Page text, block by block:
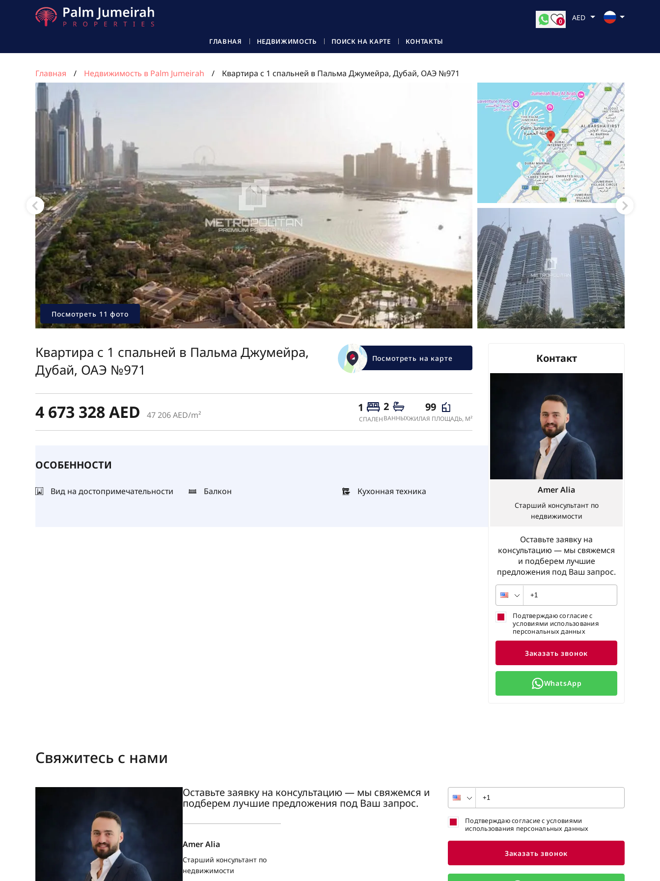
ГЛАВНАЯ НЕДВИЖИМОСТЬ ПОИСК НА КАРТЕ КОНТАКТЫ
0 AED
Главная Недвижимость в Palm Jumeirah Квартира с 1 спальней в Пальма Джумейра, Дубай, ОАЭ №971
Посмотреть 11 фото
Квартира с 1 спальней в Пальма Джумейра,
Дубай, ОАЭ №971
Посмотреть на карте
4 673 328 AED 47 206 AED/m²
1
СПАЛЕН
2
ВАННЫХ
99
ЖИЛАЯ ПЛОЩАДЬ, М²
ОСОБЕННОСТИ
Вид на достопримечательности Балкон Кухонная техника
Контакт
Оставьте заявку на
консультацию — мы свяжемся
и подберем лучшие
предложения под Ваш запрос.
Amer Alia
Старший консультант по
недвижимости
Подтверждаю согласие с
условиями использования
персональных данных
Заказать звонок
WhatsApp
Свяжитесь с нами
Оставьте заявку на консультацию — мы свяжемся и
подберем лучшие предложения под Ваш запрос.
Amer Alia
Старший консультант по
недвижимости
Подтверждаю согласие с условиями
использования персональных данных
Заказать звонок